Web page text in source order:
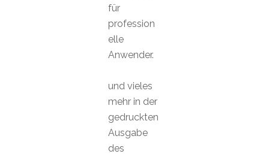
für
profession
elle
Anwender.
und vieles
mehr in der
gedruckten
Ausgabe
des